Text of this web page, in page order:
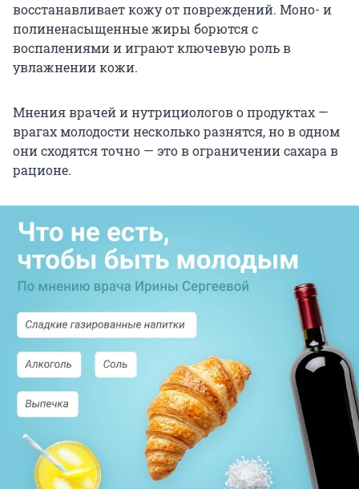
восстанавливает кожу от повреждений. Моно- и
полиненасыщенные жиры борются с
воспалениями и играют ключевую роль в
увлажнении кожи.
Мнения врачей и нутрициологов о продуктах —
врагах молодости несколько разнятся, но в одном
они сходятся точно — это в ограничении сахара в
рационе.